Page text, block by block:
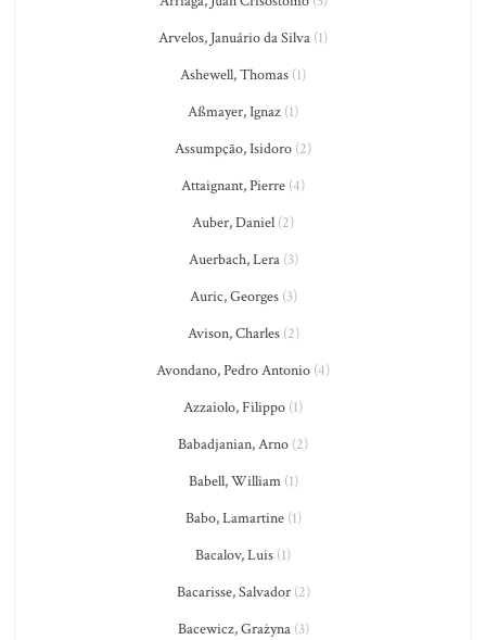
Arvelos, Januário da Silva (1)
Ashewell, Thomas (1)
Aßmayer, Ignaz (1)
Assumpção, Isidoro (2)
Attaignant, Pierre (4)
Auber, Daniel (2)
Auerbach, Lera(3)
Auric, Georges(3)
Avison, Charles(2)
Avondano, Pedro Antonio (4)
Azzaiolo, Filippo (1)
Babadjanian, Arno (2)
Babell, William(1)
Babo, Lamartine(1)
Bacalov, Luis (1)
Bacarisse, Salvador(2)
Bacewicz, Grażyna(3)